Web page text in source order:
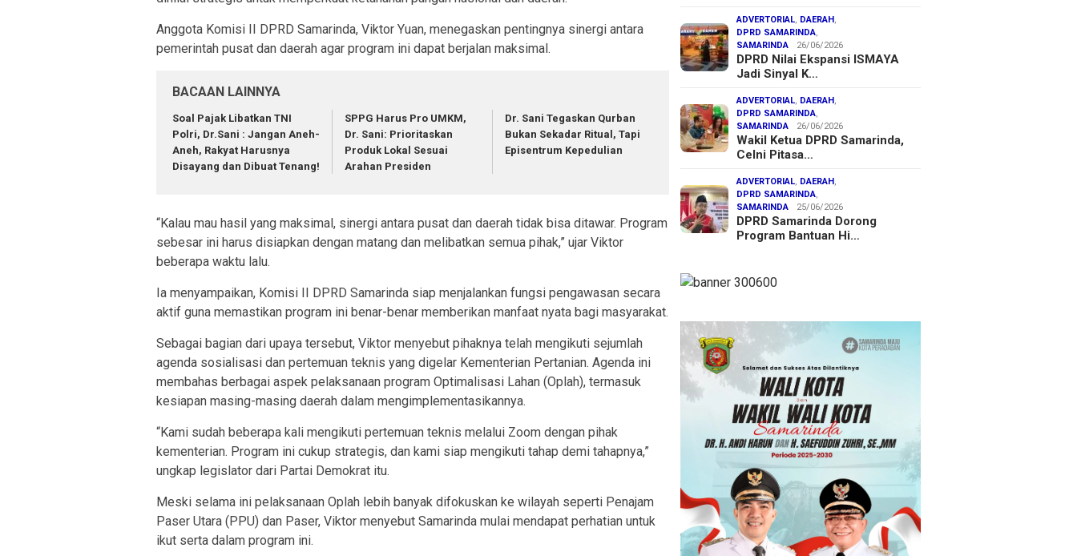
Anggota Komisi II DPRD Samarinda, Viktor Yuan, menegaskan pentingnya sinergi antara
pemerintah pusat dan daerah agar program ini dapat berjalan maksimal.
BACAAN LAINNYA
Soal Pajak Libatkan TNI
Polri, Dr.Sani : Jangan Aneh-
Aneh, Rakyat Harusnya
Disayang dan Dibuat Tenang!
SPPG Harus Pro UMKM,
Dr. Sani: Prioritaskan
Produk Lokal Sesuai
Arahan Presiden
Dr. Sani Tegaskan Qurban
Bukan Sekadar Ritual, Tapi
Episentrum Kepedulian
“Kalau mau hasil yang maksimal, sinergi antara pusat dan daerah tidak bisa ditawar. Program
sebesar ini harus disiapkan dengan matang dan melibatkan semua pihak,” ujar Viktor
beberapa waktu lalu.
Ia menyampaikan, Komisi II DPRD Samarinda siap menjalankan fungsi pengawasan secara
aktif guna memastikan program ini benar-benar memberikan manfaat nyata bagi masyarakat.
Sebagai bagian dari upaya tersebut, Viktor menyebut pihaknya telah mengikuti sejumlah
agenda sosialisasi dan pertemuan teknis yang digelar Kementerian Pertanian. Agenda ini
membahas berbagai aspek pelaksanaan program Optimalisasi Lahan (Oplah), termasuk
kesiapan masing-masing daerah dalam mengimplementasikannya.
“Kami sudah beberapa kali mengikuti pertemuan teknis melalui Zoom dengan pihak
kementerian. Program ini cukup strategis, dan kami siap mengikuti tahap demi tahapnya,”
ungkap legislator dari Partai Demokrat itu.
Meski selama ini pelaksanaan Oplah lebih banyak difokuskan ke wilayah seperti Penajam
Paser Utara (PPU) dan Paser, Viktor menyebut Samarinda mulai mendapat perhatian untuk
ikut serta dalam program ini.
ADVERTORIAL, DAERAH ,
DPRD SAMARINDA,
SAMARINDA
26/06/2026
DPRD Nilai Ekspansi ISMAYA
Jadi Sinyal K…
ADVERTORIAL, DAERAH ,
DPRD SAMARINDA,
SAMARINDA
26/06/2026
Wakil Ketua DPRD Samarinda,
Celni Pitasa…
ADVERTORIAL, DAERAH ,
DPRD SAMARINDA,
SAMARINDA
25/06/2026
DPRD Samarinda Dorong
Program Bantuan Hi…